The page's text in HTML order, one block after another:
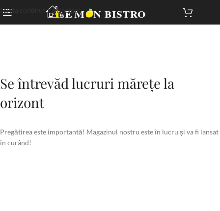
Salt la conținutul principal
Se întrevăd lucruri mărețe la
orizont
Pregătirea este importantă! Magazinul nostru este în lucru și va fi lansat
în curând!